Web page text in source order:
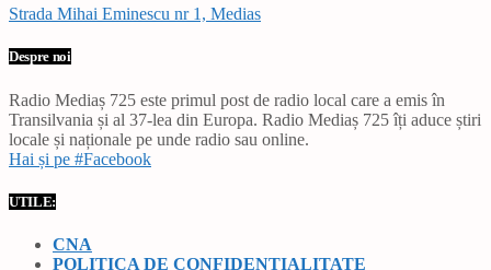
Strada Mihai Eminescu nr 1, Medias
Despre noi
Radio Mediaș 725 este primul post de radio local care a emis în
Transilvania și al 37-lea din Europa. Radio Mediaș 725 îți aduce știri
locale și naționale pe unde radio sau online.
Hai și pe #Facebook
UTILE:
CNA
POLITICA DE CONFIDENȚIALITATE